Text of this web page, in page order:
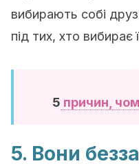
вибирають собі
під тих, хто вибирає
5 причин,
5. Вони